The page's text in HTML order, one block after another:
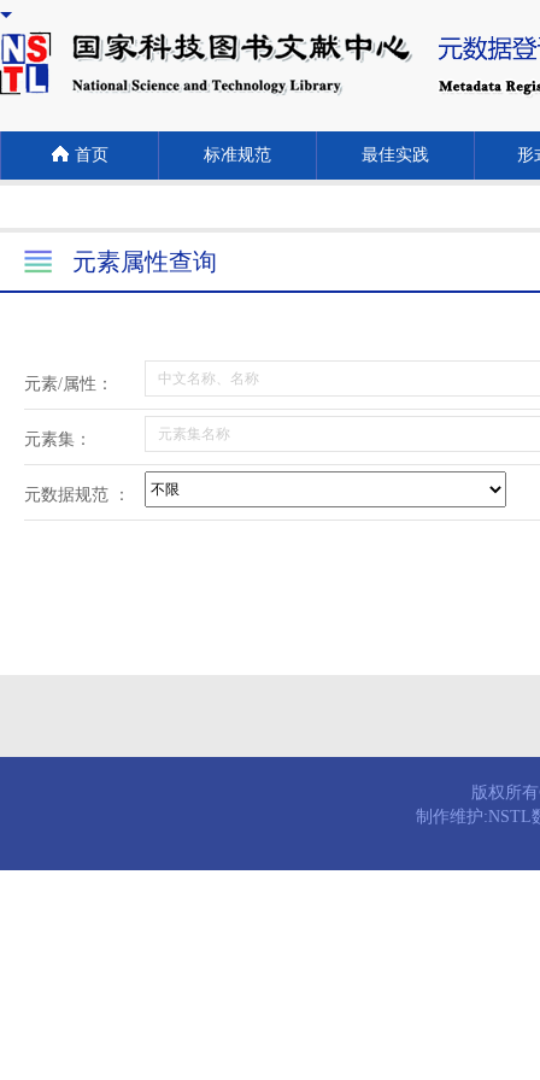
首页 标准规范 最佳实践 形
元素属性查询
元素/属性：
元素集：
元数据规范 ：
版权所
制作维护:NSTL